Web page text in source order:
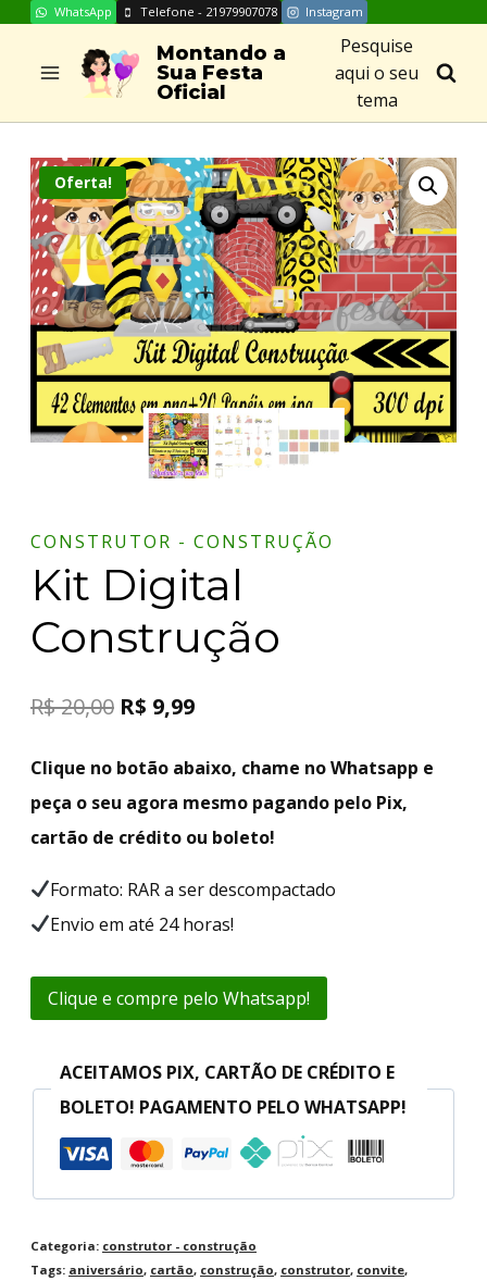
Skip
content
WhatsApp Telefone - 21979907078 Instagram
Montando a
Sua Festa
Oficial
Pesquise
aqui o seu
tema
Oferta!
CONSTRUTOR - CONSTRUÇÃO
Kit Digital
Construção
R$20,00 R$ 9,99
Clique no botão abaixo, chame no Whatsapp e
peça o seu agora mesmo pagando pelo Pix,
cartão de crédito ou boleto!
Formato: RAR a ser descompactado
Envio em até 24 horas!
Clique e compre pelo Whatsapp!
ACEITAMOS PIX, CARTÃO DE CRÉDITO E
BOLETO! PAGAMENTO PELO WHATSAPP!
Categoria: construtor - construção
Tags: aniversário, cartão, construção, construtor, convite,